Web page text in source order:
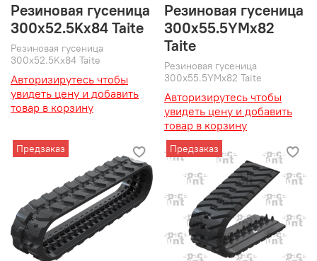
Резиновая гусеница
300x52.5Kx84 Taite
Резиновая гусеница
300x52.5Kx84 Taite
Авторизирутесь чтобы
увидеть цену и добавить
товар в корзину
Резиновая гусеница
300x55.5YMx82
Taite
Резиновая гусеница
300x55.5YMx82 Taite
Авторизирутесь чтобы
увидеть цену и добавить
товар в корзину
Предзаказ Предзаказ